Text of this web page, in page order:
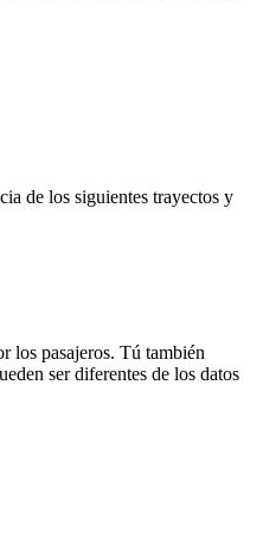
de los siguientes trayectos y
los pasajeros. Tú también
ser diferentes de los datos